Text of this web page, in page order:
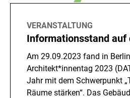
VERANSTALTUNG
Informationsstand auf
Am 29.09.2023 fand in
Architekt*innentag 2023
Jahr mit dem Schwerpunkt
Räume stärken“. Das